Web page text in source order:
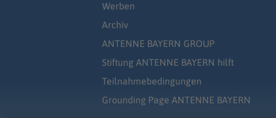
Werben
Archiv
ANTENNE BAYERN GROUP
Stiftung ANTENNE BAYERN hilft
Teilnahmebedingungen
Grounding Page ANTENNE BAYERN